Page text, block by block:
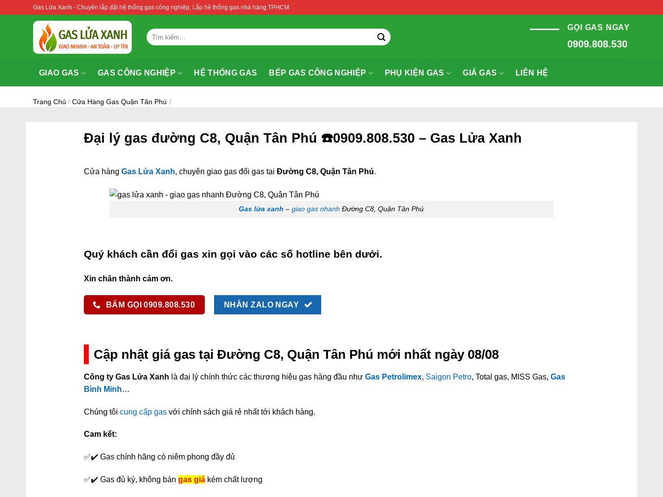
Gas Lửa Xanh - Chuyên lắp đặt hệ thống gas công nghiệp, Lắp hệ thống gas nhà hàng TPHCM
Tìm
kiếm:
GỌI GAS NGAY
0909.808.530
GIAO GAS GAS CÔNG NGHIỆP HỆ THỐNG GAS BẾP GAS CÔNG NGHIỆP PHỤ KIỆN GAS GIÁ GAS LIÊN HỆ
Trang Chủ / Cửa Hàng Gas Quận Tân Phú /
Đại lý gas đường C8, Quận Tân Phú ☎️0909.808.530 – Gas Lửa Xanh
Cửa hàngGas Lửa Xanh, chuyên giao gas đổi gas tạiĐường C8, Quận Tân Phú.
Gas lửa xanh –giao gas nhanh Đường C8, Quận Tân Phú
Quý khách cần đổi gas xin gọi vào các số hotline bên dưới.
Xin chân thành cảm ơn.
BẤM GỌI 0909.808.530 NHẮN ZALO NGAY
Cập nhật giá gas tại Đường C8, Quận Tân Phú mới nhất ngày 08/08
Công ty Gas Lửa Xanh là đại lý chính thức các thương hiệu gas hàng đầu nhưGas Petrolimex, Saigon Petro, Total gas, MISS Gas,Gas
Bình Minh…
Chúng tôicung cấp gas với chính sách giá rẻ nhất tới khách hàng.
Cam kết:
✅✔️ Gas chính hãng có niêm phong đầy đủ
✅✔️ Gas đủ ký, không bángas giả kém chất lượng